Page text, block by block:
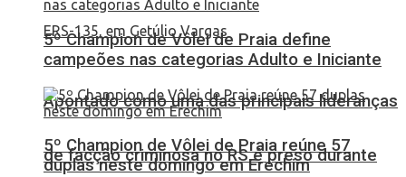
Apontado como uma das principais lideranças
de facção criminosa no RS é preso durante
5º Champion de Vôlei de Praia define
campeões nas categorias Adulto e Iniciante
5º Champion de Vôlei de Praia reúne 57
duplas neste domingo em Erechim